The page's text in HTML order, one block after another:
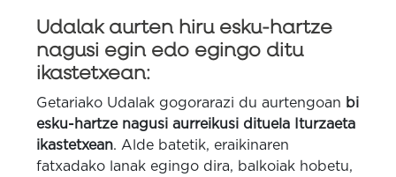
Udalak aurten hiru esku-hartze
nagusi egin edo egingo ditu
ikastetxean:
Getariako Udalak gogorarazi du aurtengoan bi
esku-hartze nagusi aurreikusi dituela Iturzaeta
ikastetxean. Alde batetik, eraikinaren
fatxadako lanak egingo dira, balkoiak hobetu,